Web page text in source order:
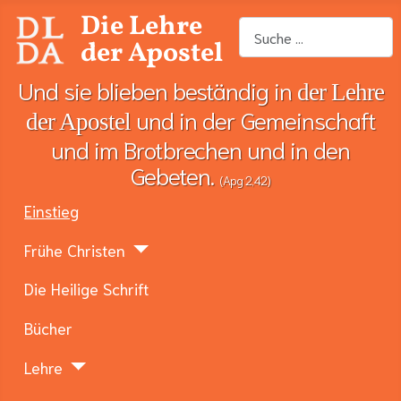
Die Lehre
der Apostel
Suchen
Und sie blieben beständig in der Lehre
der Apostel und in der Gemeinschaft
und im Brotbrechen und in den
Gebeten.
(Apg 2,42)
Einstieg
Frühe Christen
Die Heilige Schrift
Bücher
Lehre